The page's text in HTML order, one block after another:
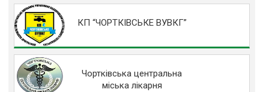
КП “ЧОРТКІВСЬКЕ ВУВКГ”
Чортківська центральна
міська лікарня